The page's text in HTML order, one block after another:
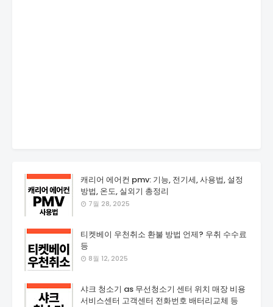
캐리어 에어컨 pmv: 기능, 전기세, 사용법, 설정
방법, 온도, 실외기 총정리
7월 28, 2025
티켓베이 우천취소 환불 방법 언제? 우취 수수료
등
8월 12, 2025
샤크 청소기 as 무선청소기 센터 위치 매장 비용
서비스센터 고객센터 전화번호 배터리교체 등